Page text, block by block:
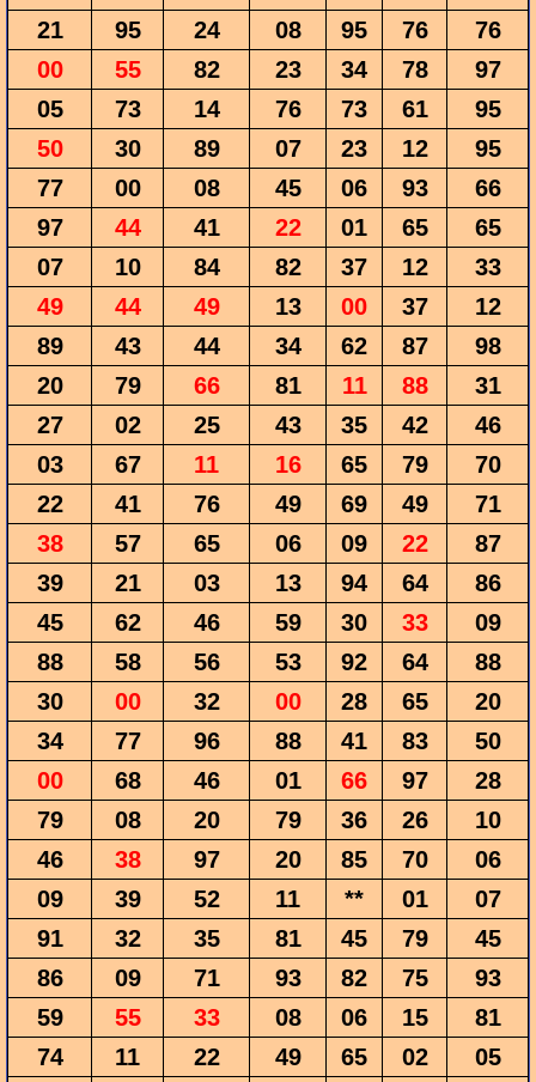
21
95 24 08 95 76
76
00
55 82 23 34 78
97
05
73 14 76 73 61
95
50
30 89 07 23 12
95
77
00 08 45 06 93
66
97
44 41 22 01 65
65
07
10 84 82 37 12
33
49
44 49 13 00 37
12
89
43 44 34 62 87
98
20
79 66 81 11 88
31
27
02 25 43 35 42
46
03
67 11 16 65 79
70
22
41 76 49 69 49
71
38
57 65 06 09 22
87
39
21 03 13 94 64
86
45
62 46 59 30 33
09
88
58 56 53 92 64
88
30
00 32 00 28 65
20
34
77 96 88 41 83
50
00
68 46 01 66 97
28
79
08 20 79 36 26
10
46
38 97 20 85 70
06
09
39 52 11 ** 01
07
91
32 35 81 45 79
45
86
09 71 93 82 75
93
59
55 33 08 06 15
81
74
11 22 49 65 02
05